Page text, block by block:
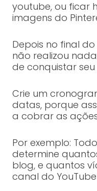
youtube, ou ficar
imagens do
Depois no final
não realizou
de conquistar seu
Crie um
datas, porque
a cobrar as
Por exemplo:
determine
blog, e quantos
canal do